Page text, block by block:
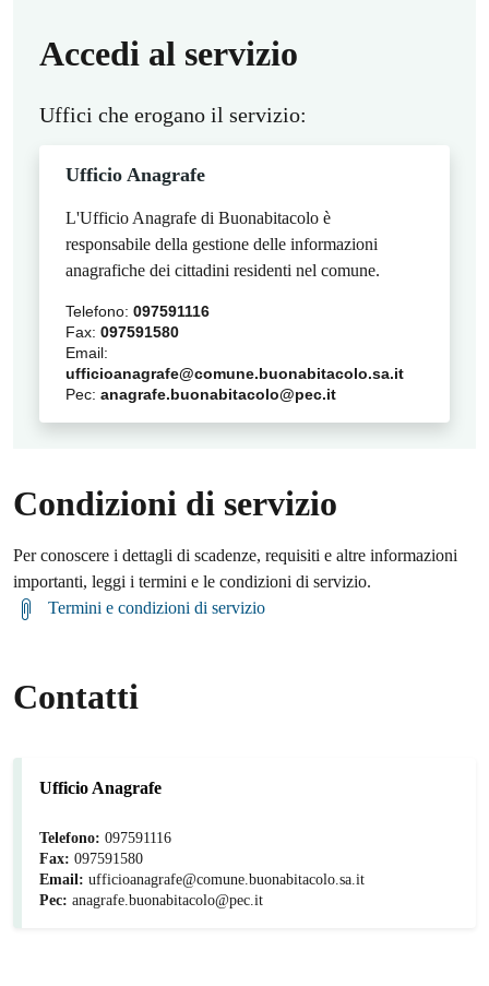
Accedi al servizio
Uffici che erogano il servizio:
Ufficio Anagrafe
L'Ufficio Anagrafe di Buonabitacolo è
responsabile della gestione delle informazioni
anagrafiche dei cittadini residenti nel comune.
Telefono: 097591116
Fax: 097591580
Email:
ufficioanagrafe@comune.buonabitacolo.sa.it
Pec: anagrafe.buonabitacolo@pec.it
Condizioni di servizio
Per conoscere i dettagli di scadenze, requisiti e altre informazioni
importanti, leggi i termini e le condizioni di servizio.
Termini e condizioni di servizio
Contatti
Ufficio Anagrafe
Telefono: 097591116
Fax: 097591580
Email: ufficioanagrafe@comune.buonabitacolo.sa.it
Pec: anagrafe.buonabitacolo@pec.it